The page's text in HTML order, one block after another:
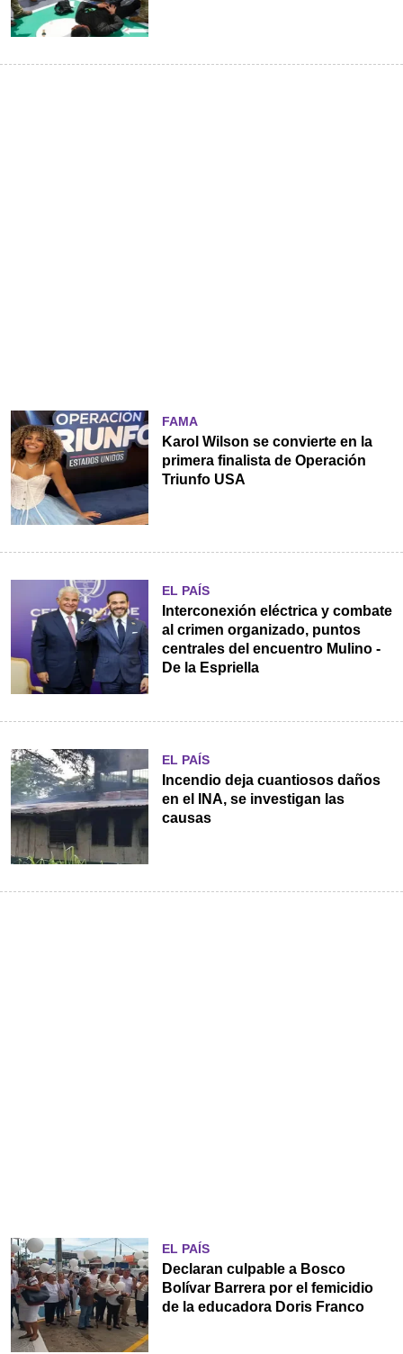
FAMA
Karol Wilson se convierte en la
primera finalista de Operación
Triunfo USA
EL PAÍS
Interconexión eléctrica y combate
al crimen organizado, puntos
centrales del encuentro Mulino -
De la Espriella
EL PAÍS
Incendio deja cuantiosos daños
en el INA, se investigan las
causas
EL PAÍS
Declaran culpable a Bosco
Bolívar Barrera por el femicidio
de la educadora Doris Franco